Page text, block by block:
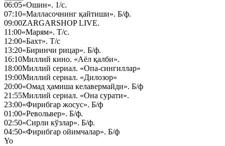
06:05«Ошин». 1/с.
07:10«Малласочнинг қайтиши». Б/ф.
09:00ZARGARSHOP LIVE.
11:00«Марям». Т/с.
12:00«Бахт». Т/с
13:20«Биринчи рицар». Б/ф.
16:10Миллий кино. «Аёл қалби».
18:00Миллий сериал. «Опа-сингиллар»
19:00Миллий сериал. «Дилозор»
20:00«Омад ҳамиша келавермайди». Б/ф
21:55Миллий сериал. «Она сурати».
23:00«Фирибгар жосус». Б/ф
01:00«Револьвер». Б/ф.
02:50«Сирли кўзлар». Б/ф.
04:50«Фирибгар ойимчалар». Б/ф
Yo